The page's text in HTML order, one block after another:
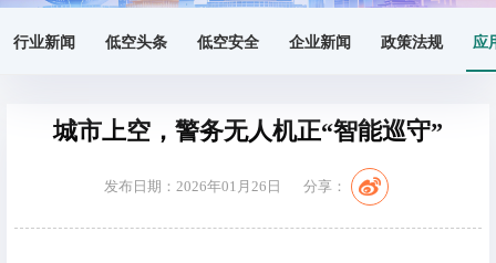
行业新闻 低空头条 低空安全 企业新闻 政策法规 应
城市上空，警务无人机正“智能巡守”
发布日期：2026年01月26日 分享：